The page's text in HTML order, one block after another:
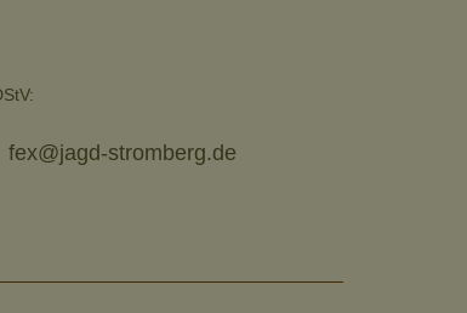
fex@jagd-stromberg.de